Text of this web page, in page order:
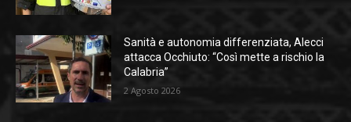
Sanità e autonomia differenziata, Alecci
attacca Occhiuto: “Così mette a rischio la
Calabria”
2 Agosto 2026